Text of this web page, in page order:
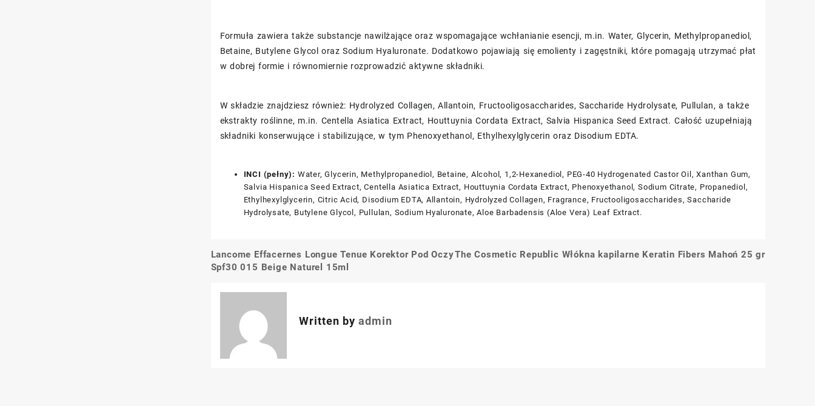
Formuła zawiera także substancje nawilżające oraz wspomagające wchłanianie esencji, m.in. Water, Glycerin, Methylpropanediol,
Betaine, Butylene Glycol oraz Sodium Hyaluronate. Dodatkowo pojawiają się emolienty i zagęstniki, które pomagają utrzymać płat
w dobrej formie i równomiernie rozprowadzić aktywne składniki.
W składzie znajdziesz również: Hydrolyzed Collagen, Allantoin, Fructooligosaccharides, Saccharide Hydrolysate, Pullulan, a także
ekstrakty roślinne, m.in. Centella Asiatica Extract, Houttuynia Cordata Extract, Salvia Hispanica Seed Extract. Całość uzupełniają
składniki konserwujące i stabilizujące, w tym Phenoxyethanol, Ethylhexylglycerin oraz Disodium EDTA.
INCI (pełny): Water, Glycerin, Methylpropanediol, Betaine, Alcohol, 1,2-Hexanediol, PEG-40 Hydrogenated Castor Oil, Xanthan Gum,
Salvia Hispanica Seed Extract, Centella Asiatica Extract, Houttuynia Cordata Extract, Phenoxyethanol, Sodium Citrate, Propanediol,
Ethylhexylglycerin, Citric Acid, Disodium EDTA, Allantoin, Hydrolyzed Collagen, Fragrance, Fructooligosaccharides, Saccharide
Hydrolysate, Butylene Glycol, Pullulan, Sodium Hyaluronate, Aloe Barbadensis (Aloe Vera) Leaf Extract.
Nawigacja
Lancome Effacernes Longue Tenue Korektor Pod Oczy
Spf30 015 Beige Naturel 15ml
The Cosmetic Republic Włókna kapilarne Keratin Fibers Mahoń 25 gr
Written by admin